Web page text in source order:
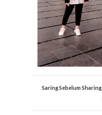
Saring Sebelum Sharing